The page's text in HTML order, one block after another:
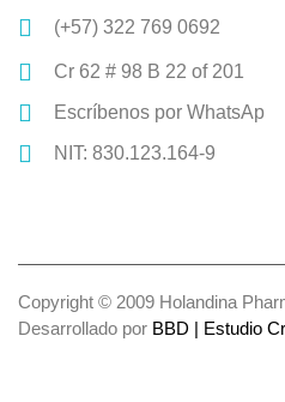
(+57) 322 769 0692
Cr 62 # 98 B 22 of 201
Escríbenos por WhatsAp
NIT: 830.123.164-9
Copyright © 2009 Holandina
Desarrollado por BBD | Estudio